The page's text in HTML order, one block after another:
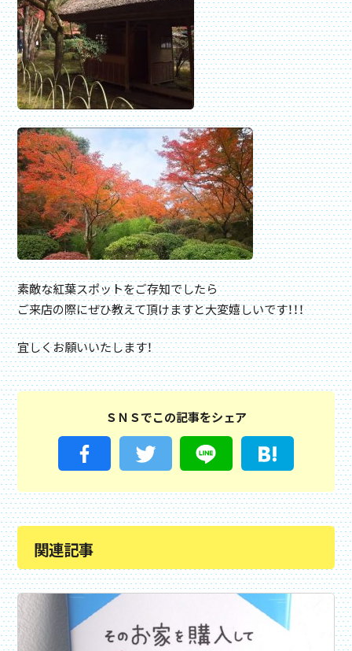
素敵な紅葉スポットをご存知でしたら
ご来店の際にぜひ教えて頂けますと大変嬉しいです！！！
宜しくお願いいたします！
ＳＮＳでこの記事をシェア
関連記事